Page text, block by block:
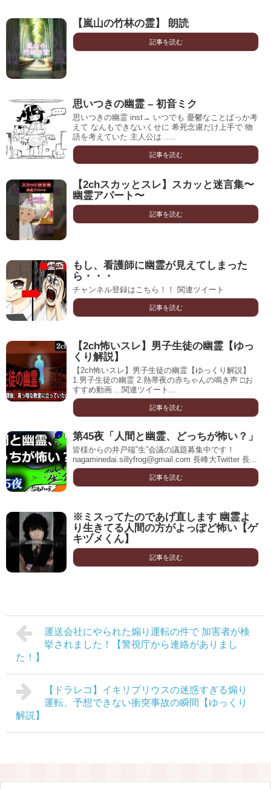
【嵐山の竹林の霊】 朗読
記事を読む
思いつきの幽霊 – 初音ミク
思いつきの幽霊 inst→ いつでも 憂鬱なことばっか考
えて なんもできないくせに 希死念慮だけ上手で 物
語を考えていた 主人公は .....
記事を読む
【2chスカッとスレ】スカッと迷言集〜
幽霊アパート〜
記事を読む
もし、看護師に幽霊が見えてしまった
ら・・・
チャンネル登録はこちら！！ 関連ツイート
記事を読む
【2ch怖いスレ】男子生徒の幽霊【ゆっ
くり解説】
【2ch怖いスレ】男子生徒の幽霊【ゆっくり解説】
1.男子生徒の幽霊 2.熱帯夜の赤ちゃんの鳴き声 □お
すすめ動画 ...関連ツイート...
記事を読む
第45夜「人間と幽霊、どっちが怖い？」
皆様からの井戸端”生”会議の議題募集中です！
nagaminedai.sillyfrog@gmail.com 長峰大Twitter 長...
記事を読む
※ミスってたのであげ直します 幽霊よ
り生きてる人間の方がよっぽど怖い【ゲ
キヅメくん】
記事を読む
運送会社にやられた煽り運転の件で 加害者が検
挙されました！【警視庁から連絡がありまし
た！】
【ドラレコ】イキリプリウスの迷惑すぎる煽り
運転、予想できない衝突事故の瞬間【ゆっくり
解説】